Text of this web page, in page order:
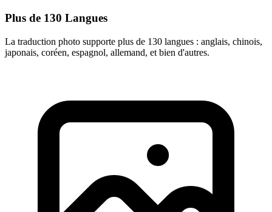
Plus de 130 Langues
La traduction photo supporte plus de 130 langues : anglais, chinois,
japonais, coréen, espagnol, allemand, et bien d'autres.